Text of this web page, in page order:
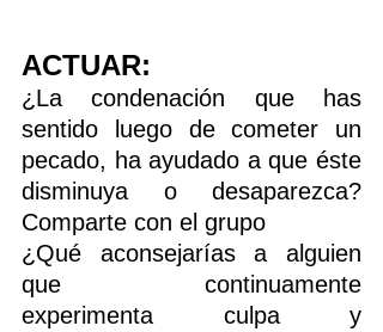
ACTUAR:
¿La condenación que has
sentido luego de cometer un
pecado, ha ayudado a que éste
disminuya o desaparezca?
Comparte con el grupo
¿Qué aconsejarías a alguien
que continuamente
experimenta culpa y